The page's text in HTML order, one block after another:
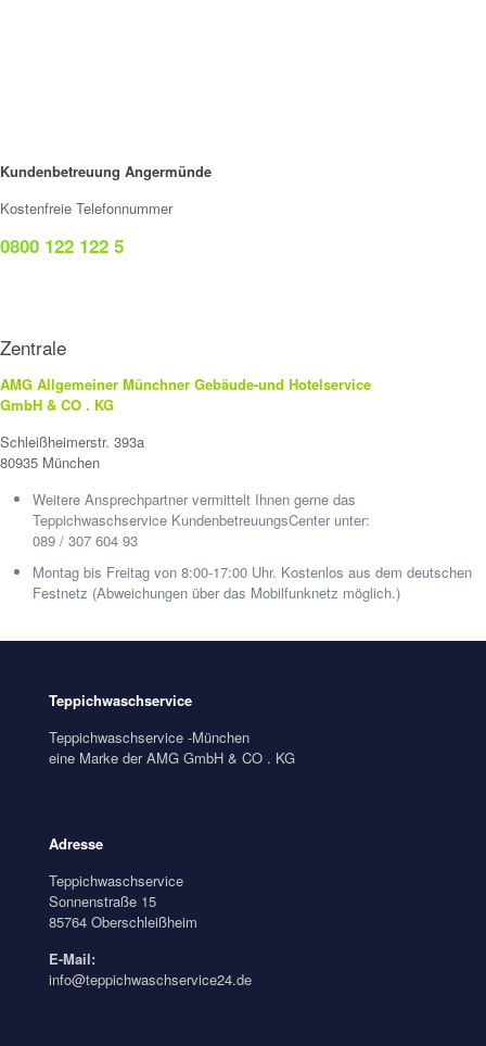
Kundenbetreuung Angermünde
Kostenfreie Telefonnummer
0800 122 122 5
Zentrale
AMG Allgemeiner Münchner Gebäude-und Hotelservice
GmbH & CO . KG
Schleißheimerstr. 393a
80935 München
Weitere Ansprechpartner vermittelt Ihnen gerne das
Teppichwaschservice KundenbetreuungsCenter unter:
089 / 307 604 93
Montag bis Freitag von 8:00-17:00 Uhr. Kostenlos aus dem deutschen
Festnetz (Abweichungen über das Mobilfunknetz möglich.)
Teppichwaschservice
Teppichwaschservice -München
eine Marke der AMG GmbH & CO . KG
Adresse
Teppichwaschservice
Sonnenstraße 15
85764 Oberschleißheim
E-Mail:
info@teppichwaschservice24.de